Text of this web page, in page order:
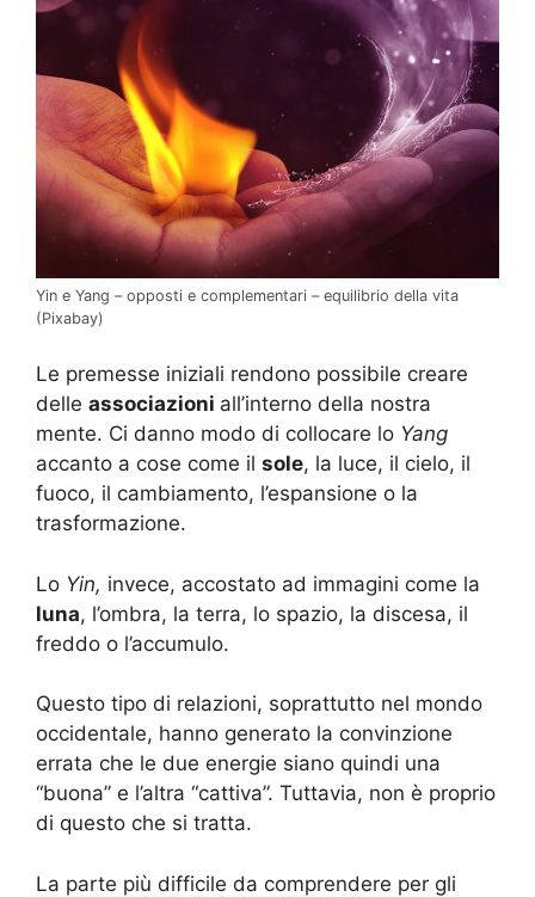
Yin e Yang – opposti e complementari – equilibrio della vita
(Pixabay)
Le premesse iniziali rendono possibile creare
delle associazioni all’interno della nostra
mente. Ci danno modo di collocare lo Yang
accanto a cose come il sole, la luce, il cielo, il
fuoco, il cambiamento, l’espansione o la
trasformazione.
Lo Yin, invece, accostato ad immagini come la
luna, l’ombra, la terra, lo spazio, la discesa, il
freddo o l’accumulo.
Questo tipo di relazioni, soprattutto nel mondo
occidentale, hanno generato la convinzione
errata che le due energie siano quindi una
“buona” e l’altra “cattiva”. Tuttavia, non è proprio
di questo che si tratta.
La parte più difficile da comprendere per gli